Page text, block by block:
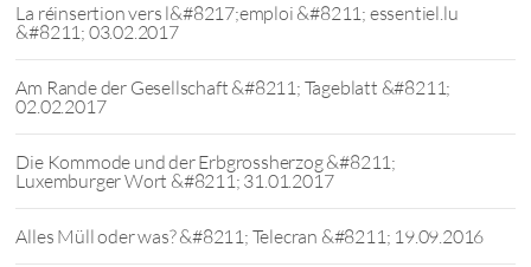
La réinsertion vers l&#8217;emploi &#8211; essentiel.lu
&#8211; 03.02.2017
Am Rande der Gesellschaft &#8211; Tageblatt &#8211;
02.02.2017
Die Kommode und der Erbgrossherzog &#8211;
Luxemburger Wort &#8211; 31.01.2017
Alles Müll oder was? &#8211; Telecran &#8211; 19.09.2016